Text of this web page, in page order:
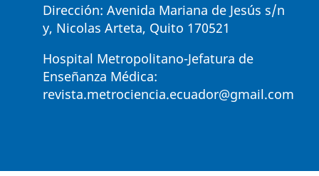
Dirección: Avenida Mariana de Jesús s/n
y, Nicolas Arteta, Quito 170521
Hospital Metropolitano-Jefatura de
Enseñanza Médica:
revista.metrociencia.ecuador@gmail.com